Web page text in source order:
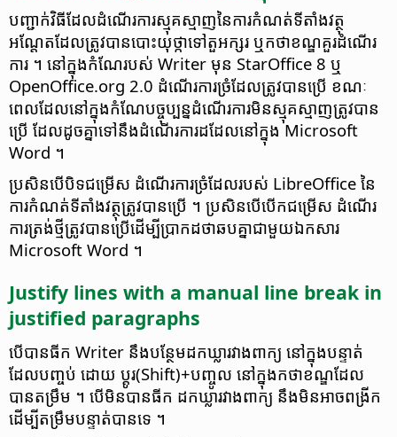
បញ្ជាក់​វិធី​ដែល​ដំណើរការ​ស្មុគស្មាញ​នៃ​ការ​កំណត់​ទីតាំង​វត្ថុ
អណ្ដែត​ដែល​ត្រូវ​បានបោះយុថ្កា​ទៅ​តួអក្សរ ឬ​កថាខណ្ឌ​គួរ​ដំណើរ
ការ​ ។ នៅ​ក្នុងកំណែ​របស់ Writer មុន StarOffice 8 ឬ
OpenOffice.org 2.0 ដំណើរការ​ច្រំដែល​ត្រូ​វបាន​ប្រើ ខណៈ
ពេល​ដែល​​នៅ​ក្នុង​កំណែ​បច្ចុប្បន្ន​ដំណើរការ​មិនស្មុគស្មាញ​ត្រូ​វបាន
ប្រើ ដែល​ដូចគ្នា​ទៅ​នឹង​ដំណើរការ​ដដែលនៅ​ក្នុង Microsoft
Word ។
ប្រសិនបើ​បិទ​ជម្រើស​ ដំណើរការច្រំដែល​របស់ LibreOffice នៃ​
ការ​កំណត់​ទីតាំង​វត្ថុ​ត្រូ​វបានប្រើ ។ ប្រសិនបើ​បើក​ជម្រើស ដំណើរ
ការ​ត្រង់​ថ្មី​ត្រូវ​បាន​ប្រើ​ដើម្បី​ប្រាកដ​ថា​ឆបគ្នា​ជា​មួយ​ឯកសារ
Microsoft Word ។
Justify lines with a manual line break in
justified paragraphs
បើ​បាន​ធីក Writer នឹង​បន្ថែម​ដកឃ្លា​រវាង​ពាក្យ នៅក្នុង​បន្ទាត់​
ដែល​បញ្ចប់ ដោយ ប្ដូរ​(Shift)+បញ្ចូល នៅក្នុង​កថាខណ្ឌ​ដែល
បាន​តម្រឹម ។ បើ​មិនបាន​ធីក ដកឃ្លា​រវាង​ពាក្យ នឹង​មិនអាច​ពង្រីក​
ដើម្បី​តម្រឹមបន្ទាត់​បានទេ ។